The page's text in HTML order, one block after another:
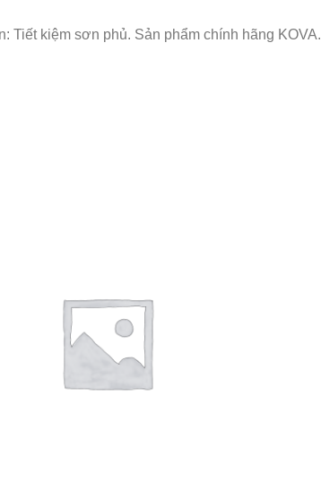
Tiết kiệm sơn phủ. Sản phẩm chính hãng KOVA.